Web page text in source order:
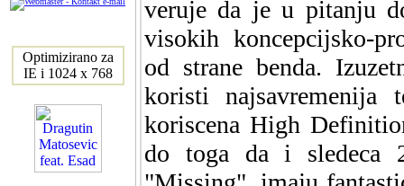
Optimizirano za
IE i 1024 x 768
veruje da je u pitanju
visokih koncepcijsko-
od strane benda.
koristi najsavremenija
koriscena High
do toga da i